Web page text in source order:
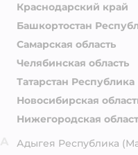
Краснодарский край
Башкортостан
Самарская область
Челябинская область
Татарстан Республика
Новосибирская
Нижегородская
Адыгея Республика